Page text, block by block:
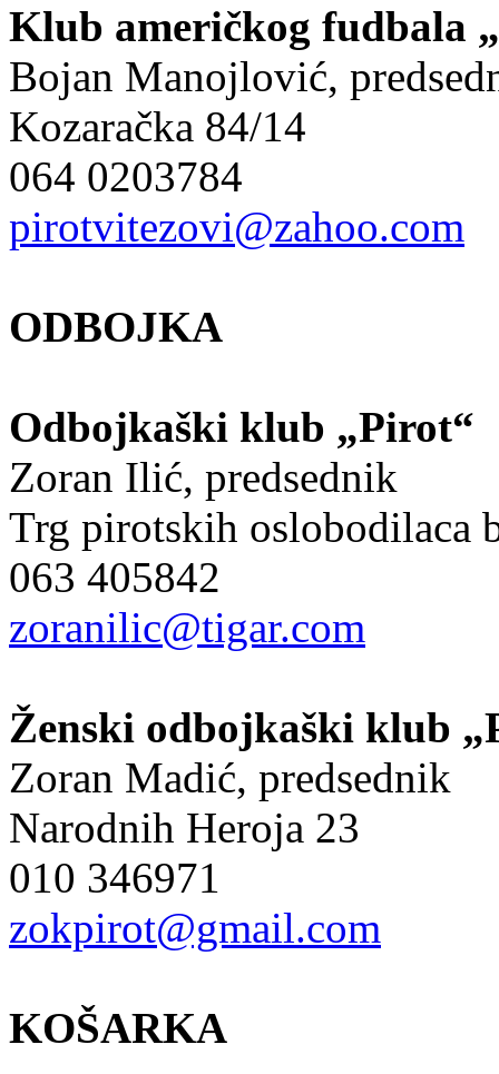
Klub američkog fudbala
Bojan Manojlović,
Kozaračka 84/14
064 0203784
pirotvitezovi@zahoo.com
ODBOJKA
Odbojkaški klub „Pirot“
Zoran Ilić, predsednik
Trg pirotskih oslobodilaca
063 405842
zoranilic@tigar.com
Ženski odbojkaški klub
Zoran Madić, predsednik
Narodnih Heroja 23
010 346971
zokpirot@gmail.com
KOŠARKA